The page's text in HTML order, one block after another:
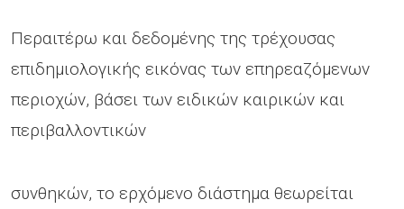
Περαιτέρω και δεδομένης της τρέχουσας
επιδημιολογικής εικόνας των επηρεαζόμενων
περιοχών, βάσει των ειδικών καιρικών και
περιβαλλοντικών
συνθηκών, το ερχόμενο διάστημα θεωρείται